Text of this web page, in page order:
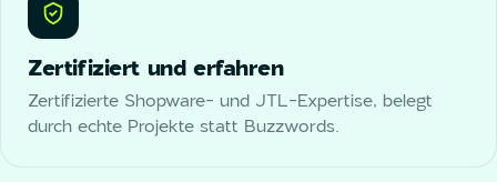
Zertifiziert und erfahren
Zertifizierte Shopware- und JTL-Expertise, belegt
durch echte Projekte statt Buzzwords.